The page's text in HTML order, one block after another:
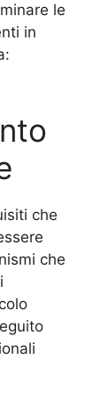
le
in
che
che